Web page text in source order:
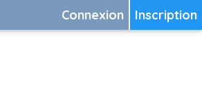
Inscription
Connexion